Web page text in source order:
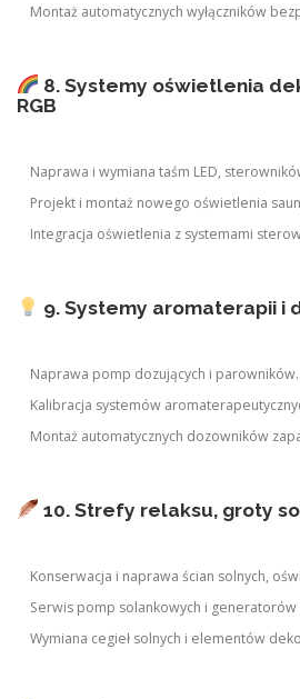
Montaż automatycznych wyłączników
8. Systemy oświetlenia
RGB
Naprawa i wymiana taśm LED,
Projekt i montaż nowego oświetlenia
Integracja oświetlenia z systemami
9. Systemy aromaterapii i
Naprawa pomp dozujących i parowników.
Kalibracja systemów
Montaż automatycznych dozowników
10. Strefy relaksu, groty
Konserwacja i naprawa ścian solnych,
Serwis pomp solankowych i generatorów
Wymiana cegieł solnych i elementów